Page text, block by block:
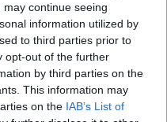
continue seeing
information utilized by
to third parties prior to
opt-out of the further
by third parties on the
This information may
on the IAB’s List of